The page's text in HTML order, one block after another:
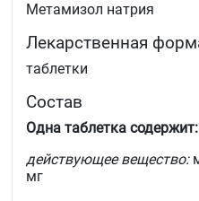
Метамизол натрия
Лекарственная
таблетки
Состав
Одна таблетка содержит:
действующее вещество:
мг